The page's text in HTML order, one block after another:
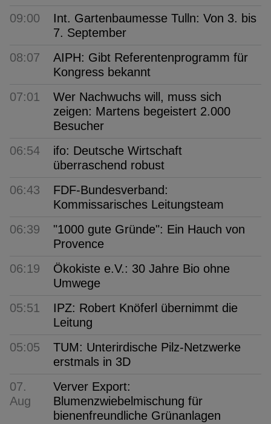
09:00
Int. Gartenbaumesse Tulln: Von 3. bis
7. September
08:07
AIPH: Gibt Referentenprogramm für
Kongress bekannt
07:01
Wer Nachwuchs will, muss sich
zeigen: Martens begeistert 2.000
Besucher
06:54
ifo: Deutsche Wirtschaft
überraschend robust
06:43
FDF-Bundesverband:
Kommissarisches Leitungsteam
06:39
"1000 gute Gründe": Ein Hauch von
Provence
06:19
Ökokiste e.V.: 30 Jahre Bio ohne
Umwege
05:51
IPZ: Robert Knöferl übernimmt die
Leitung
05:05
TUM: Unterirdische Pilz-Netzwerke
erstmals in 3D
07.
Aug
Verver Export:
Blumenzwiebelmischung für
bienenfreundliche Grünanlagen